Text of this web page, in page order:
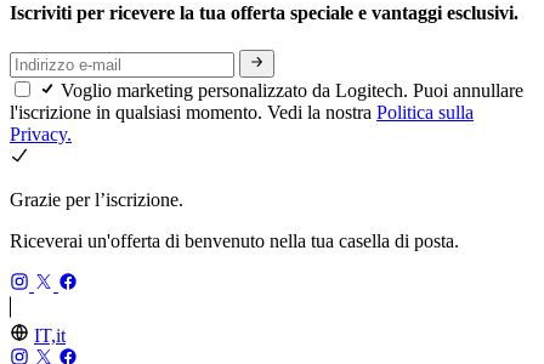
Iscriviti per ricevere la tua offerta speciale e vantaggi esclusivi.
Voglio marketing personalizzato da Logitech. Puoi annullare
l'iscrizione in qualsiasi momento. Vedi la nostra Politica sulla
Privacy.
Grazie per l’iscrizione.
Riceverai un'offerta di benvenuto nella tua casella di posta.
IT,it